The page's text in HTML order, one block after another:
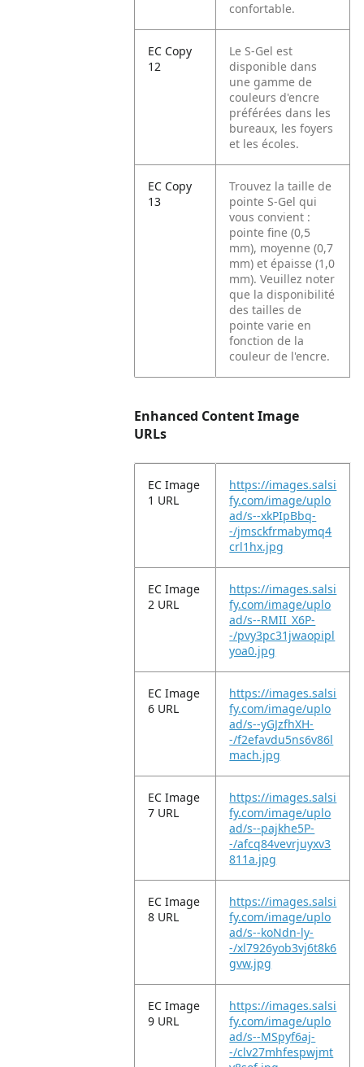
confortable.
EC Copy
12
Le S-Gel est
disponible dans
une gamme de
couleurs d'encre
préférées dans les
bureaux, les foyers
et les écoles.
EC Copy
13
Trouvez la taille de
pointe S-Gel qui
vous convient :
pointe fine (0,5
mm), moyenne (0,7
mm) et épaisse (1,0
mm). Veuillez noter
que la disponibilité
des tailles de
pointe varie en
fonction de la
couleur de l'encre.
Enhanced Content Image
URLs
EC Image
1 URL
https://images.salsi
fy.com/image/uplo
ad/s--xkPIpBbq-
-/jmsckfrmabymq4
crl1hx.jpg
EC Image
2 URL
https://images.salsi
fy.com/image/uplo
ad/s--RMII_X6P-
-/pvy3pc31jwaopipl
yoa0.jpg
EC Image
6 URL
https://images.salsi
fy.com/image/uplo
ad/s--yGJzfhXH-
-/f2efavdu5ns6v86l
mach.jpg
EC Image
7 URL
https://images.salsi
fy.com/image/uplo
ad/s--pajkhe5P-
-/afcq84vevrjuyxv3
811a.jpg
EC Image
8 URL
https://images.salsi
fy.com/image/uplo
ad/s--koNdn-ly-
-/xl7926yob3vj6t8k6
gvw.jpg
EC Image
9 URL
https://images.salsi
fy.com/image/uplo
ad/s--MSpyf6aj-
-/clv27mhfespwjmt